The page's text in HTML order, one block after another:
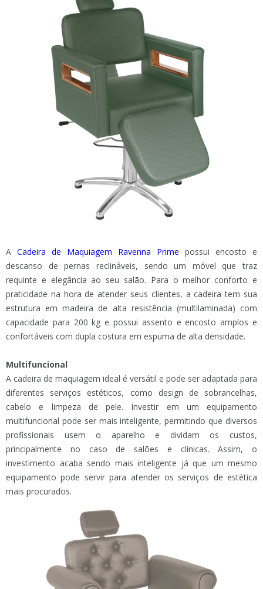
A Cadeira de Maquiagem Ravenna Prime possui encosto e
descanso de pernas reclináveis, sendo um móvel que traz
requinte e elegância ao seu salão. Para o melhor conforto e
praticidade na hora de atender seus clientes, a cadeira tem sua
estrutura em madeira de alta resistência (multilaminada) com
capacidade para 200 kg e possui assento e encosto amplos e
confortáveis com dupla costura em espuma de alta densidade.
Multifuncional
A cadeira de maquiagem ideal é versátil e pode ser adaptada para
diferentes serviços estéticos, como design de sobrancelhas,
cabelo e limpeza de pele. Investir em um equipamento
multifuncional pode ser mais inteligente, permitindo que diversos
profissionais usem o aparelho e dividam os custos,
principalmente no caso de salões e clínicas. Assim, o
investimento acaba sendo mais inteligente já que um mesmo
equipamento pode servir para atender os serviços de estética
mais procurados.